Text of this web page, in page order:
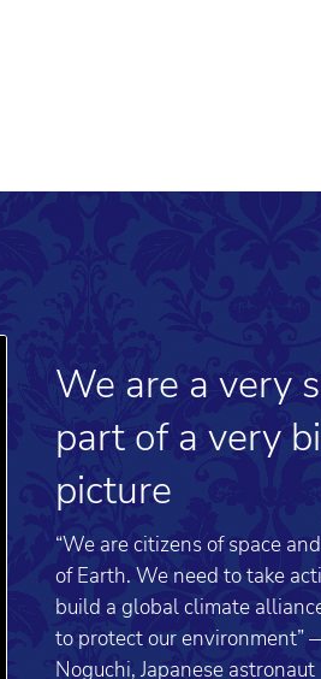
We are a very
part of a very
picture
“We are citizens of space
of Earth. We need to take
build a global climate
to protect our environment”
Noguchi, Japanese astronaut